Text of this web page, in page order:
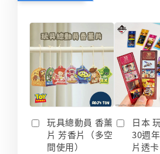
玩具總動員 香薰
片 芳香片（多空
間使用）
日本
30週
片透卡